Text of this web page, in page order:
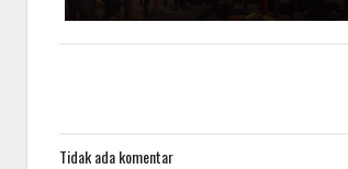
Tidak ada komentar